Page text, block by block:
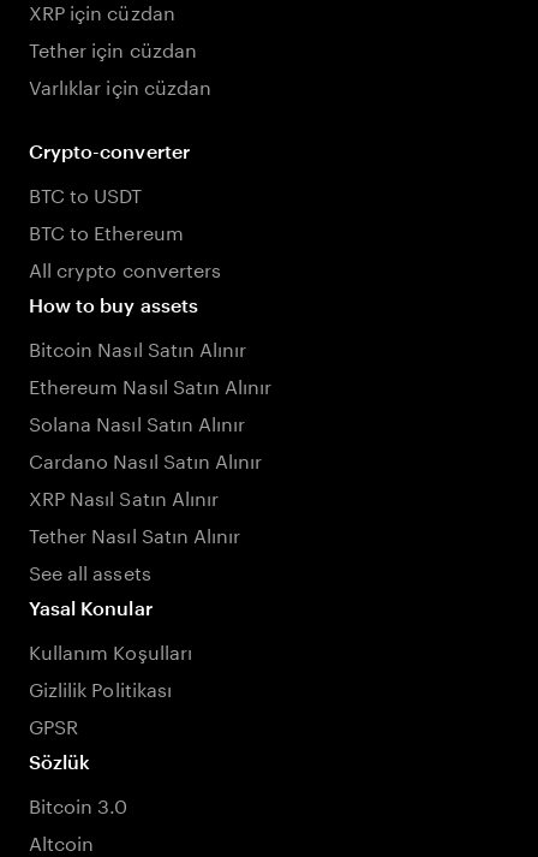
XRP için cüzdan
Tether için cüzdan
Varlıklar için cüzdan
Crypto-converter
BTC to USDT
BTC to Ethereum
All crypto converters
How to buy assets
Bitcoin Nasıl Satın Alınır
Ethereum Nasıl Satın Alınır
Solana Nasıl Satın Alınır
Cardano Nasıl Satın Alınır
XRP Nasıl Satın Alınır
Tether Nasıl Satın Alınır
See all assets
Yasal Konular
Kullanım Koşulları
Gizlilik Politikası
GPSR
Sözlük
Bitcoin 3.0
Altcoin